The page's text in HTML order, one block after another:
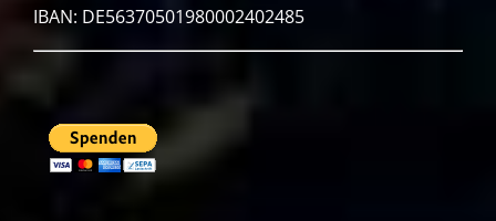
IBAN: DE56370501980002402485